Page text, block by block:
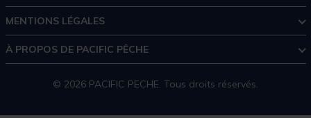
MENTIONS LÉGALES
À PROPOS DE PACIFIC PÊCHE
© 2026 PACIFIC PECHE. Tous droits réservés.